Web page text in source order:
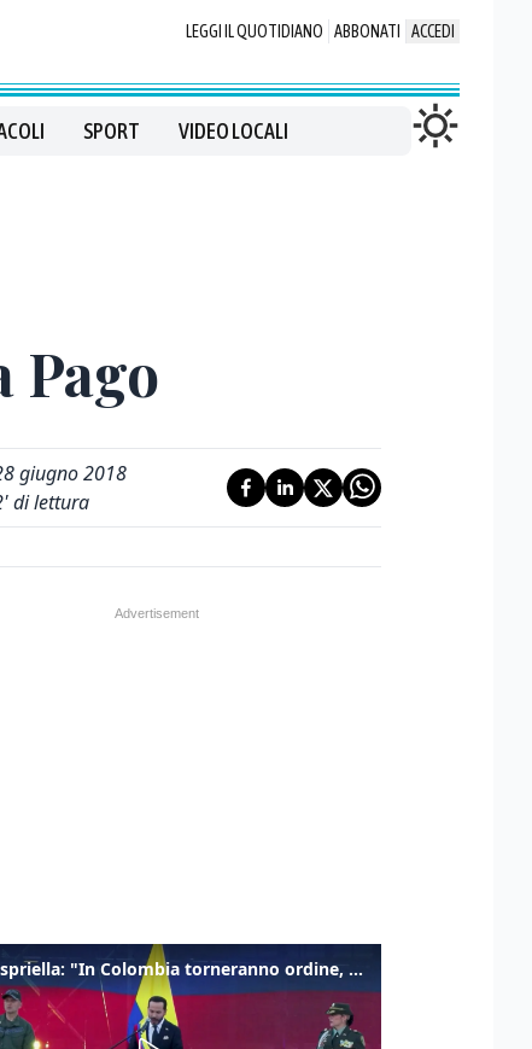
LEGGI IL QUOTIDIANO ABBONATI ACCEDI
SPORT VIDEO LOCALI
Pago
giugno 2018
' di lettura
De la Espriella: "In Colombia torneranno ordine, autorità e libertà"